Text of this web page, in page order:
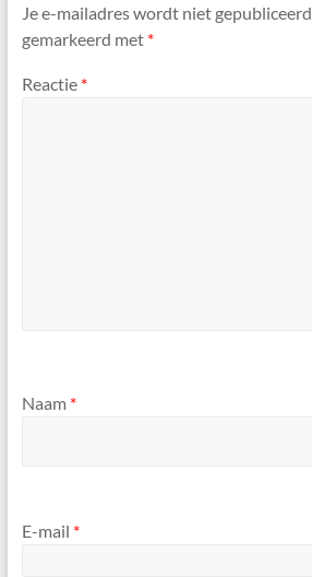
Je e-mailadres wordt niet gepubliceerd.
gemarkeerd met *
Reactie *
Naam *
E-mail *